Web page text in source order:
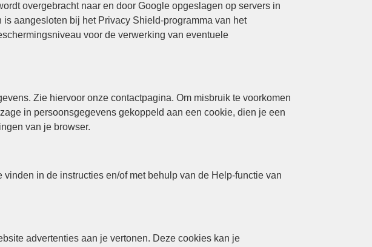
overgebracht naar en door Google opgeslagen op servers in
aangesloten bij het Privacy Shield-programma van het
voor de verwerking van eventuele
Zie hiervoor onze contactpagina. Om misbruik te voorkomen
in persoonsgegevens gekoppeld aan een cookie, dien je een
van je browser.
in de instructies en/of met behulp van de Help-functie van
advertenties aan je vertonen. Deze cookies kan je